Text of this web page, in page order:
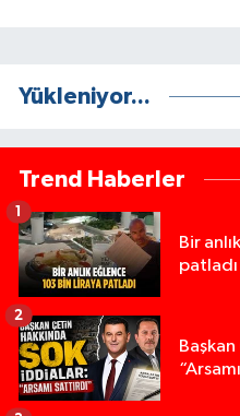
Yükleniyor...
Trend Haberler
Bir
patladı
1
2